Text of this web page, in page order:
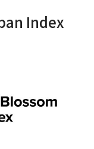
Index